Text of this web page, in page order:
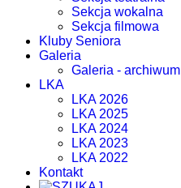
Sekcja wokalna
Sekcja filmowa
Kluby Seniora
Galeria
Galeria - archiwum
LKA
LKA 2026
LKA 2025
LKA 2024
LKA 2023
LKA 2022
Kontakt